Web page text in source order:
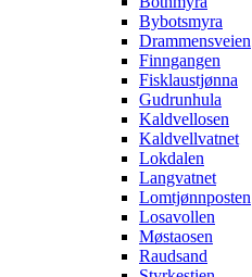
Bybotsmyra
Drammensveien
Finngangen
Fisklaustjønna
Gudrunhula
Kaldvellosen
Kaldvellvatnet
Lokdalen
Langvatnet
Lomtjønnposten
Losavollen
Møstaosen
Raudsand